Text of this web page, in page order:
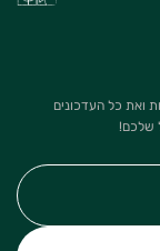
ואת כל העדכונים
שלכם!